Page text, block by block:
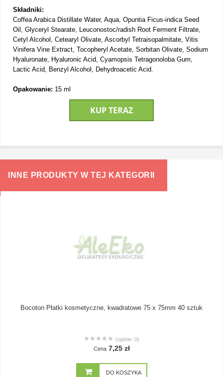
Składniki:
Coffea Arabica Distillate Water, Aqua, Opuntia Ficus-indica Seed
Oil, Glyceryl Stearate, Leuconostoc/radish Root Ferment Filtrate,
Cetyl Alcohol, Cetearyl Olivate, Ascorbyl Tetraisopalmitate, Vitis
Vinifera Vine Extract, Tocopheryl Acetate, Sorbitan Olivate, Sodium
Hyaluronate, Hyaluronic Acid, Cyamopsis Tetragonoloba Gum,
Lactic Acid, Benzyl Alcohol, Dehydroacetic Acid.
Opakowanie: 15 ml
KUP TERAZ
INNE PRODUKTY W TEJ KATEGORII
Bocoton Płatki kosmetyczne, kwadratowe 75 x 75mm 40 sztuk
(opinie: 0)
Cena 7,25 zł
DO KOSZYKA